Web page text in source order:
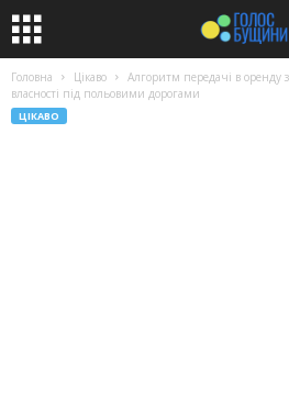
Головна Цікаво
Алгоритм передачі в оренду
власності під польовими дорогами
ЦІКАВО